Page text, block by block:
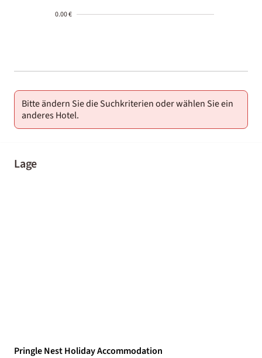
0.00 €
01-02
Bitte ändern Sie die Suchkriterien oder wählen Sie ein
anderes Hotel.
Lage
Pringle Nest Holiday Accommodation